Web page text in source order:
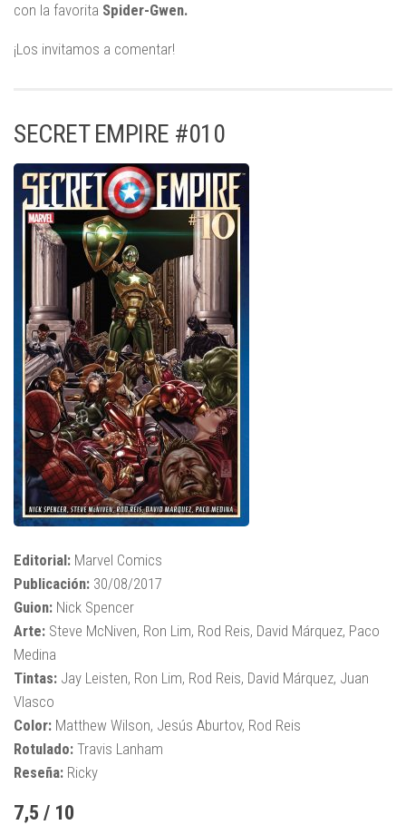
con la favorita Spider-Gwen.
¡Los invitamos a comentar!
SECRET EMPIRE #010
Editorial: Marvel Comics
Publicación: 30/08/2017
Guion: Nick Spencer
Arte: Steve McNiven, Ron Lim, Rod Reis, David Márquez, Paco
Medina
Tintas: Jay Leisten, Ron Lim, Rod Reis, David Márquez, Juan
Vlasco
Color: Matthew Wilson, Jesús Aburtov, Rod Reis
Rotulado: Travis Lanham
Reseña: Ricky
7,5 / 10